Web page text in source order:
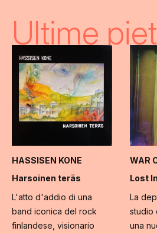
Ultime
HASSISEN KONE
Harsoinen teräs
L'atto d'addio di una
band iconica del rock
finlandese, visionario
WAR
Lost
La
studio
una